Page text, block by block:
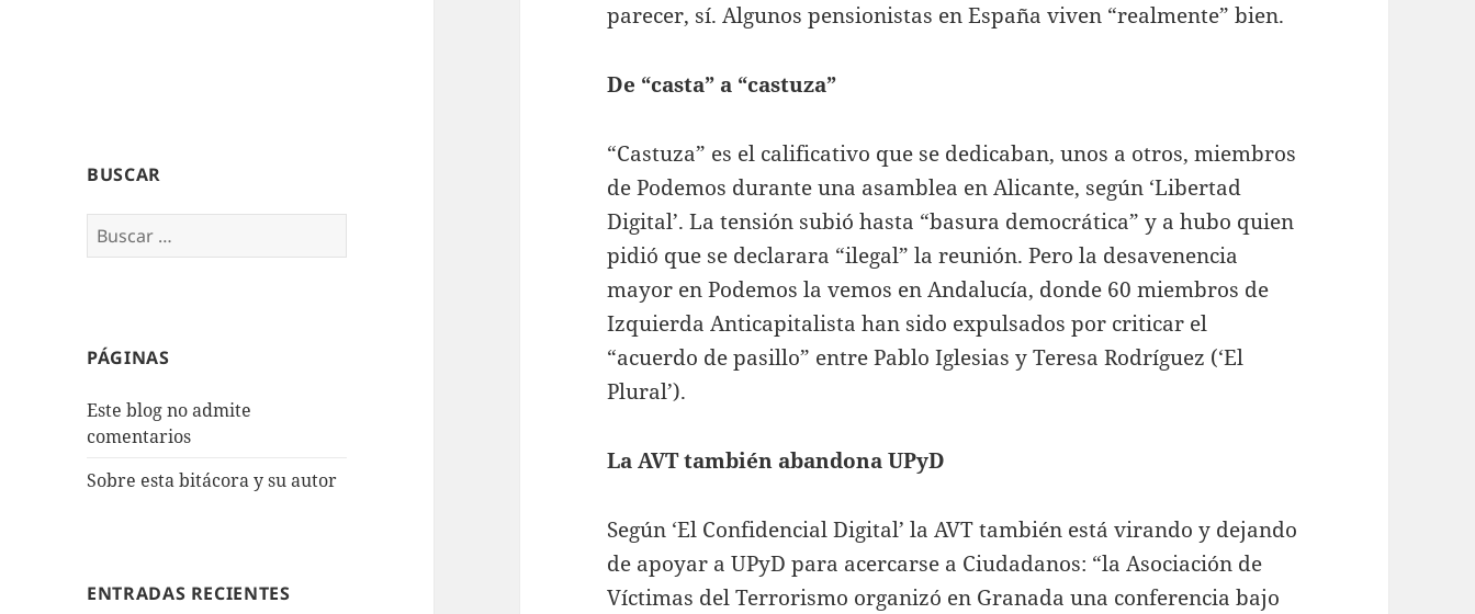
BUSCAR
Buscar:
PÁGINAS
Este blog no admite
comentarios
Sobre esta bitácora y su autor
ENTRADAS RECIENTES
parecer, sí. Algunos pensionistas en España viven “realmente” bien.
De “casta” a “castuza”
“Castuza” es el calificativo que se dedicaban, unos a otros, miembros
de Podemos durante una asamblea en Alicante, según ‘Libertad
Digital’. La tensión subió hasta “basura democrática” y a hubo quien
pidió que se declarara “ilegal” la reunión. Pero la desavenencia
mayor en Podemos la vemos en Andalucía, donde 60 miembros de
Izquierda Anticapitalista han sido expulsados por criticar el
“acuerdo de pasillo” entre Pablo Iglesias y Teresa Rodríguez (‘El
Plural’).
La AVT también abandona UPyD
Según ‘El Confidencial Digital’ la AVT también está virando y dejando
de apoyar a UPyD para acercarse a Ciudadanos: “la Asociación de
Víctimas del Terrorismo organizó en Granada una conferencia bajo